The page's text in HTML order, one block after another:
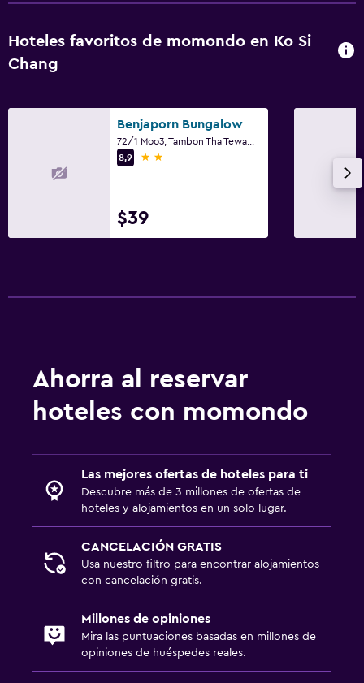
TV
Armario o clóset
Instalaciones para reuniones
Escritorio
Actividades
Hoteles favoritos de momondo en Ko Si
Chang
Benjaporn Bungalow
8,9
2 estrellas
$39
Ahorra al reservar
hoteles con momondo
Las mejores ofertas de hoteles para ti
Descubre más de 3 millones de ofertas de
hoteles y alojamientos en un solo lugar.
CANCELACIÓN GRATIS
Usa nuestro filtro para encontrar alojamientos
con cancelación gratis.
Millones de opiniones
Mira las puntuaciones basadas en millones de
opiniones de huéspedes reales.